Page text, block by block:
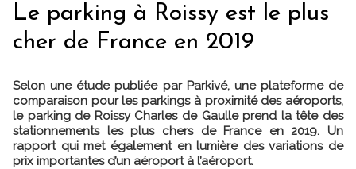
Le parking à Roissy est le plus
cher de France en 2019
Selon une étude publiée par Parkivé, une plateforme de
comparaison pour les parkings à proximité des aéroports,
le parking de Roissy Charles de Gaulle prend la tête des
stationnements les plus chers de France en 2019. Un
rapport qui met également en lumière des variations de
prix importantes d’un aéroport à l’aéroport.